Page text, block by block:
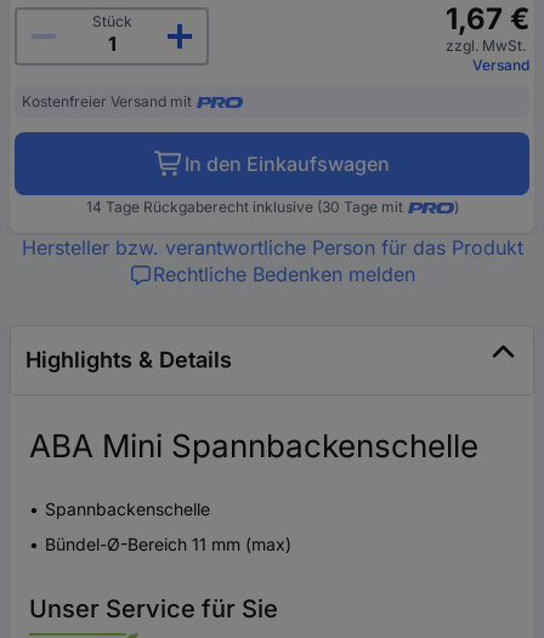
Stück
1,67 €
zzgl. MwSt.
Versand
Kostenfreier Versand mit
In den Einkaufswagen
14 Tage Rückgaberecht inklusive (30 Tage mit )
Hersteller bzw. verantwortliche Person für das Produkt
Rechtliche Bedenken melden
Highlights & Details
ABA Mini Spannbackenschelle
Spannbackenschelle
Bündel-Ø-Bereich 11 mm (max)
Unser Service für Sie